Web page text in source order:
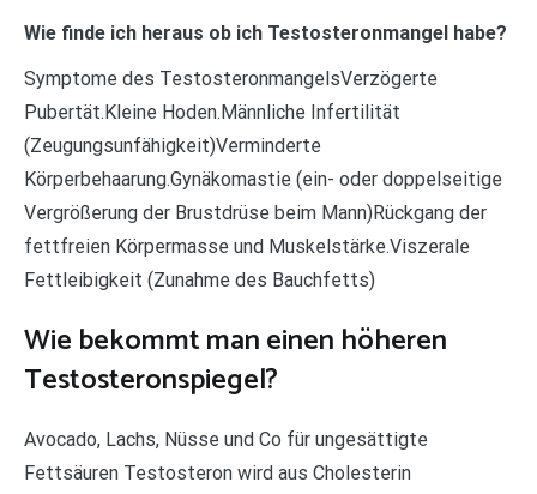
Wie finde ich heraus ob ich Testosteronmangel habe?
Symptome des TestosteronmangelsVerzögerte
Pubertät.Kleine Hoden.Männliche Infertilität
(Zeugungsunfähigkeit)Verminderte
Körperbehaarung.Gynäkomastie (ein- oder doppelseitige
Vergrößerung der Brustdrüse beim Mann)Rückgang der
fettfreien Körpermasse und Muskelstärke.Viszerale
Fettleibigkeit (Zunahme des Bauchfetts)
Wie bekommt man einen höheren
Testosteronspiegel?
Avocado, Lachs, Nüsse und Co für ungesättigte
Fettsäuren Testosteron wird aus Cholesterin